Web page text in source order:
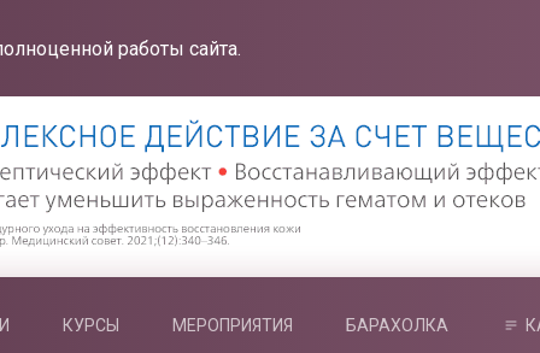
работы сайта.
КУРСЫ МЕРОПРИЯТИЯ БАРАХОЛКА